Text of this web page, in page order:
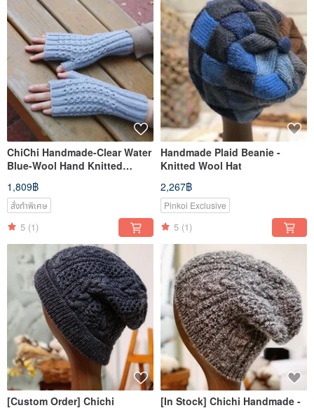
ChiChi Handmade-Clear Water
Blue-Wool Hand Knitted
1,809฿
สั่งทำพิเศษ
5 (1)
Handmade Plaid Beanie -
Knitted Wool Hat
2,267฿
Pinkoi Exclusive
5 (1)
[Custom Order] Chichi
[In Stock] Chichi Handmade -